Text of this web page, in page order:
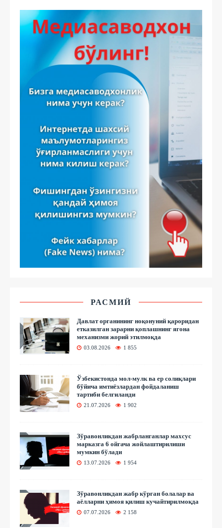
РАСМИЙ
Давлат органининг ноқонуний қароридан
етказилган зарарни қоплашнинг ягона
механизми жорий этилмоқда
03.08.2026 1 855
Ўзбекистонда мол-мулк ва ер солиқлари
бўйича имтиёзлардан фойдаланиш
тартиби белгиланди
21.07.2026 1 902
Зўравонликдан жабрланганлар махсус
марказга 6 ойгача жойлаштирилиши
мумкин бўлади
13.07.2026 1 954
Зўравонликдан жабр кўрган болалар ва
аёлларни ҳимоя қилиш кучайтирилмоқда
07.07.2026 2 158